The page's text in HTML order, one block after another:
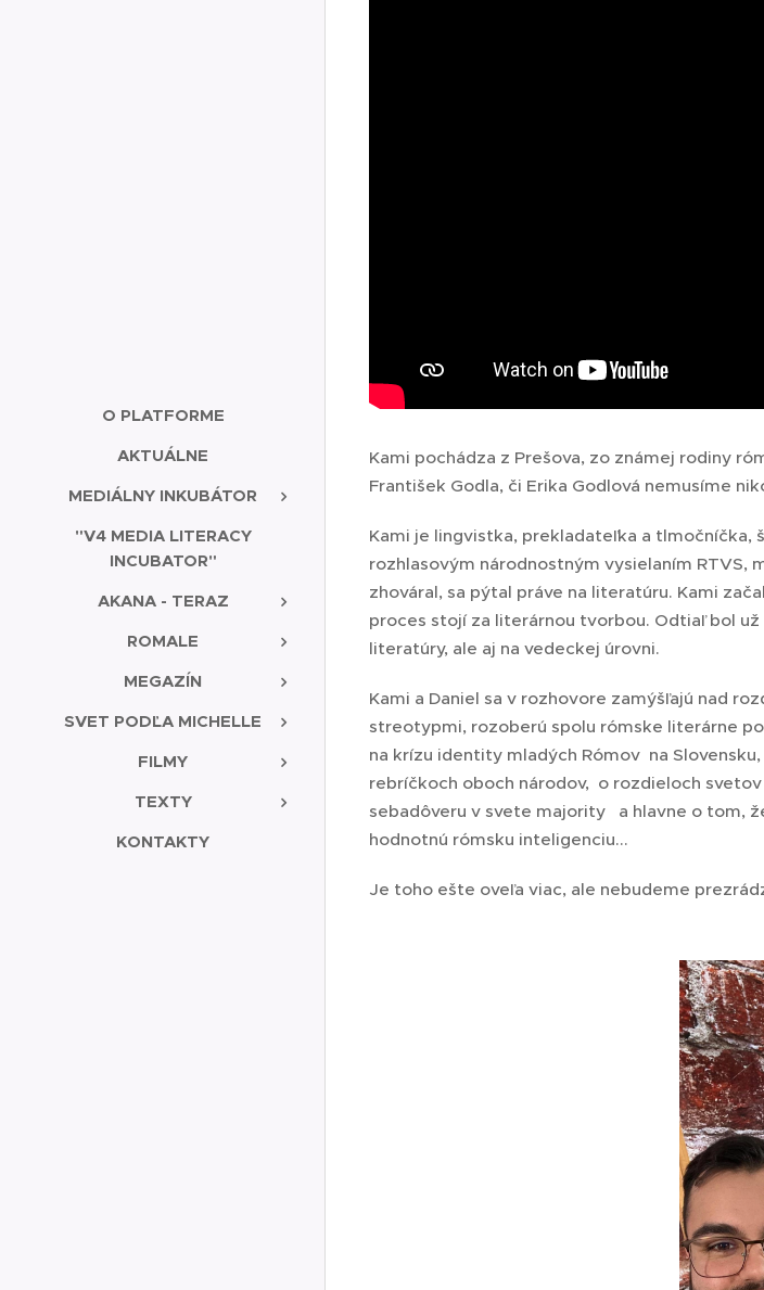
O PLATFORME
AKTUÁLNE
MEDIÁLNY INKUBÁTOR
"V4 MEDIA LITERACY
INCUBATOR"
AKANA - TERAZ
ROMALE
MEGAZÍN
SVET PODĽA MICHELLE
FILMY
TEXTY
KONTAKTY
Kami pochádza z Prešova, zo známej rodiny
František Godla, či Erika Godlová nemusíme
Kami je lingvistka, prekladateľka a tlmočníčka,
rozhlasovým národnostným vysielaním RTVS,
zhováral, sa pýtal práve na literatúru. Kami
proces stojí za literárnou tvorbou. Odtiaľ bol
literatúry, ale aj na vedeckej úrovni.
Kami a Daniel sa v rozhovore zamýšľajú nad
streotypmi, rozoberú spolu rómske literárne
na krízu identity mladých Rómov na
rebríčkoch oboch národov, o rozdieloch
sebadôveru v svete majority a hlavne o tom,
hodnotnú rómsku inteligenciu...
Je toho ešte oveľa viac, ale nebudeme